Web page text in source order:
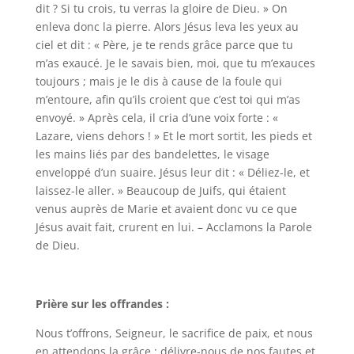
dit ? Si tu crois, tu verras la gloire de Dieu. » On
enleva donc la pierre. Alors Jésus leva les yeux au
ciel et dit : « Père, je te rends grâce parce que tu
m’as exaucé. Je le savais bien, moi, que tu m’exauces
toujours ; mais je le dis à cause de la foule qui
m’entoure, afin qu’ils croient que c’est toi qui m’as
envoyé. » Après cela, il cria d’une voix forte : «
Lazare, viens dehors ! » Et le mort sortit, les pieds et
les mains liés par des bandelettes, le visage
enveloppé d’un suaire. Jésus leur dit : « Déliez-le, et
laissez-le aller. » Beaucoup de Juifs, qui étaient
venus auprès de Marie et avaient donc vu ce que
Jésus avait fait, crurent en lui. – Acclamons la Parole
de Dieu.
Prière sur les offrandes :
Nous t’offrons, Seigneur, le sacrifice de paix, et nous